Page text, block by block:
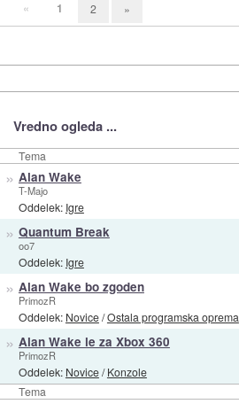
« 1 2 »
Vredno ogleda ...
Tema
Tema
» Alan Wake
T-Majo
Oddelek: Igre
» Quantum Break
oo7
Oddelek: Igre
» Alan Wake bo zgoden
PrimozR
Oddelek: Novice/Ostala programska oprema
» Alan Wake le za Xbox 360
PrimozR
Oddelek: Novice/Konzole